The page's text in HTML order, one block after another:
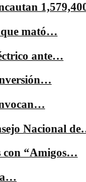
mató…
ante…
Nacional
con “Amigos…